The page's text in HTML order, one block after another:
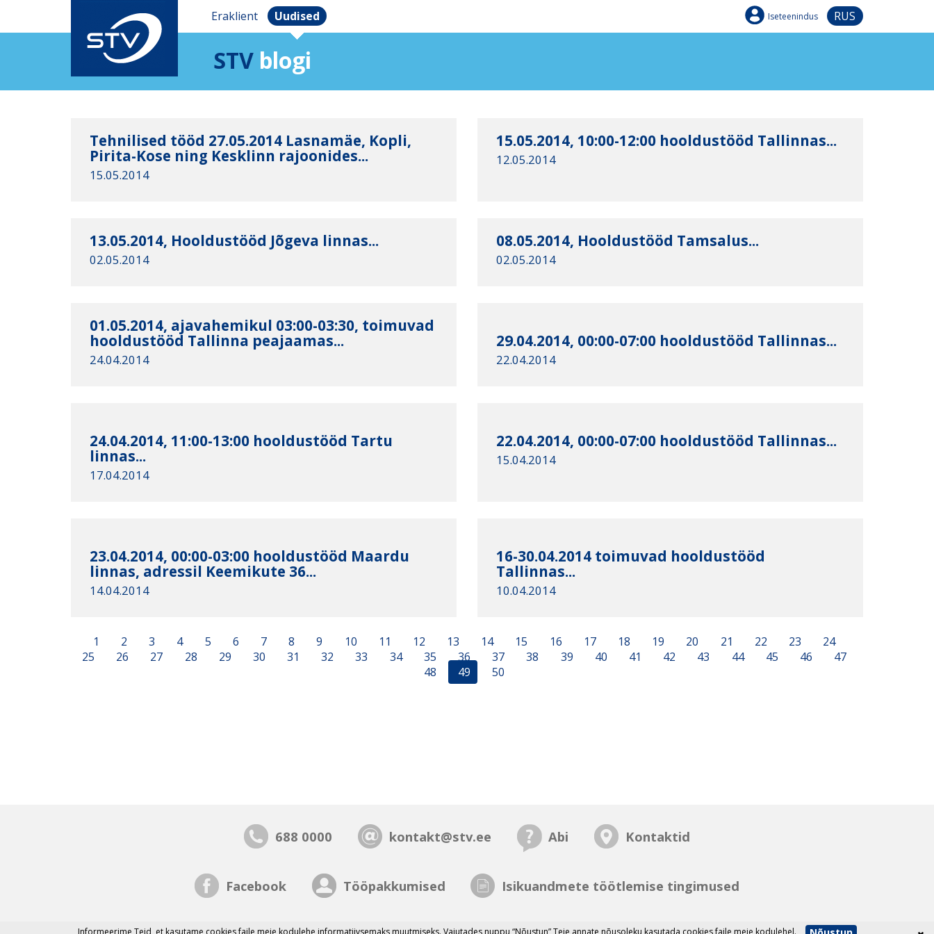
Eraklient Uudised Iseteenindus RUS
STV blogi
Tehnilised tööd 27.05.2014 Lasnamäe, Kopli,
Pirita-Kose ning Kesklinn rajoonides...
15.05.2014
15.05.2014, 10:00-12:00 hooldustööd Tallinnas...
12.05.2014
13.05.2014, Hooldustööd Jõgeva linnas...
02.05.2014
08.05.2014, Hooldustööd Tamsalus...
02.05.2014
01.05.2014, ajavahemikul 03:00-03:30, toimuvad
hooldustööd Tallinna peajaamas...
24.04.2014
29.04.2014, 00:00-07:00 hooldustööd Tallinnas...
22.04.2014
24.04.2014, 11:00-13:00 hooldustööd Tartu
linnas...
17.04.2014
22.04.2014, 00:00-07:00 hooldustööd Tallinnas...
15.04.2014
23.04.2014, 00:00-03:00 hooldustööd Maardu
linnas, adressil Keemikute 36...
14.04.2014
16-30.04.2014 toimuvad hooldustööd
Tallinnas...
10.04.2014
1 2 3 4 5 6 7 8 9 10 11 12 13 14 15 16 17 18 19 20 21 22 23
24
25
26 27 28 29 30 31 32 33 34 35 36 37 38 39 40 41 42 43 44 45 46
47
48
49 50
688 0000 kontakt@stv.ee Abi Kontaktid
Facebook Tööpakkumised Isikuandmete töötlemise tingimused